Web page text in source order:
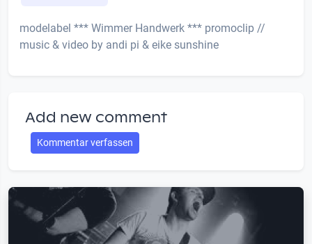
modelabel *** Wimmer Handwerk *** promoclip //
music & video by andi pi & eike sunshine
Add new comment
Kommentar verfassen